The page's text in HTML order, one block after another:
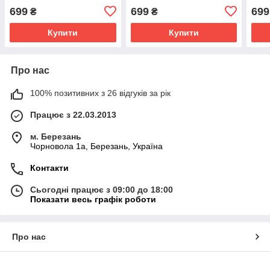
699 ₴
Купити
699₴
Купити
699
Про нас
100% позитивних з 26 відгуків за рік
Працює з 22.03.2013
м. Березань
Чорновола 1а, Березань, Україна
Контакти
Сьогодні працює з 09:00 до 18:00
Показати весь графік роботи
Про нас